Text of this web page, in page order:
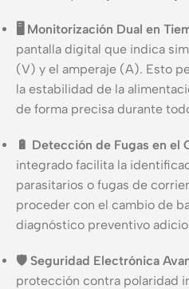
🖥️ Monitorización Dual en
pantalla digital que indica
(V) y el amperaje (A). Esto
la estabilidad de la
de forma precisa durante
🔋 Detección de Fugas en el
integrado facilita la
parasitarios o fugas de
proceder con el cambio de
diagnóstico preventivo
🛡️ Seguridad Electrónica
protección contra polaridad